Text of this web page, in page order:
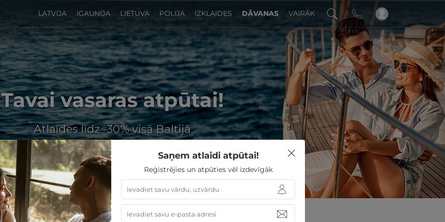
LATVIJA IGAUNIJA LIETUVA POLIJA IZKLAIDES DĀVANAS VAIRĀK
Tavai vasaras atpūtai!
Atlaides līdz -30% visā Baltijā
Saņem atlaidi atpūtai!
Reģistrējies un atpūties vēl izdevīgāk